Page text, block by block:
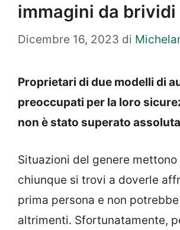
immagini da brividi
Dicembre 16, 2023 di
Proprietari di due modelli di
preoccupati per la loro
non è stato superato
Situazioni del genere mettono
chiunque si trovi a doverle
prima persona e non
altrimenti. Sfortunatamente,